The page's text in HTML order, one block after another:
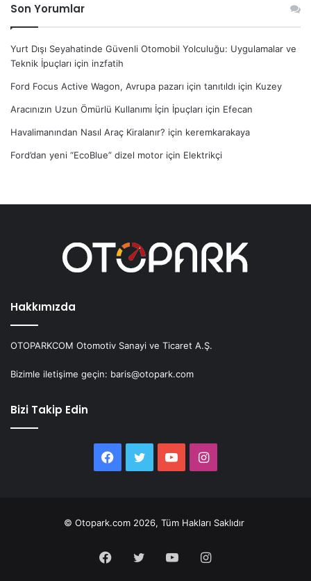
Son Yorumlar
Yurt Dışı Seyahatinde Güvenli Otomobil Yolculuğu: Uygulamalar ve
Teknik İpuçları için inzfatih
Ford Focus Active Wagon, Avrupa pazarı için tanıtıldı için Kuzey
Aracınızın Uzun Ömürlü Kullanımı İçin İpuçları için Efecan
Havalimanından Nasıl Araç Kiralanır? için keremkarakaya
Ford’dan yeni “EcoBlue” dizel motor için Elektrikçi
Hakkımızda
OTOPARKCOM Otomotiv Sanayi ve Ticaret A.Ş.
Bizimle iletişime geçin: baris@otopark.com
Bizi Takip Edin
Facebook
Twitter YouTubeInstagram
© Otopark.com 2026, Tüm Hakları Saklıdır
Facebook
Twitter YouTubeInstagram